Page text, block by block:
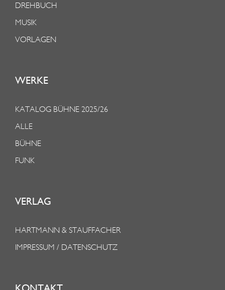
DREHBUCH
MUSIK
VORLAGEN
WERKE
KATALOG BÜHNE 2025/26
ALLE
BÜHNE
FUNK
VERLAG
HARTMANN & STAUFFACHER
IMPRESSUM / DATENSCHUTZ